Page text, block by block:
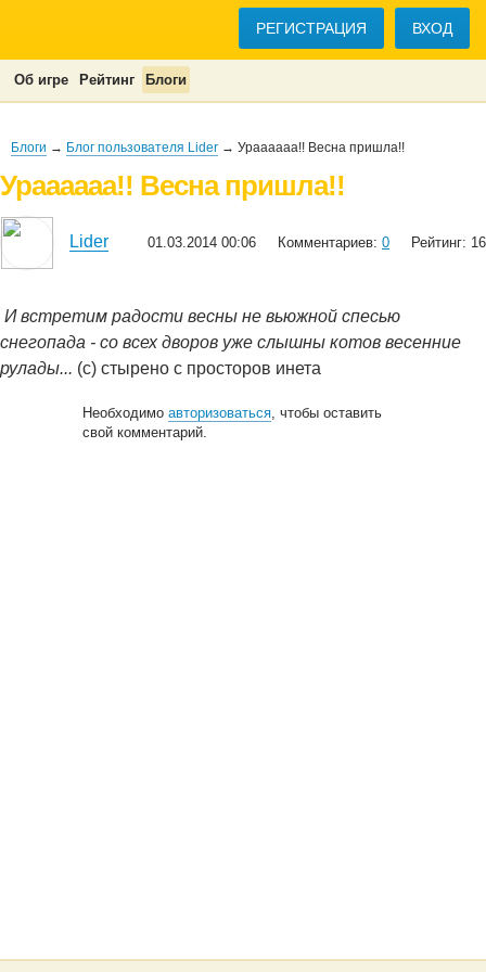
РЕГИСТРАЦИЯ ВХОД
Об игре Рейтинг Блоги
Блоги → Блог пользователя Lider → Ураааааа!! Весна пришла!!
Ураааааа!! Весна пришла!!
Lider 01.03.2014 00:06 Комментариев: 0 Рейтинг: 16
И встретим радости весны не вьюжной спесью
снегопада - со всех дворов уже слышны котов весенние
рулады... (с) стырено с просторов инета
Необходимоавторизоваться, чтобы оставить
свой комментарий.